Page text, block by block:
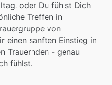
oder Du fühlst Dich
Treffen in
von
einen sanften Einstieg in
Trauernden - genau
fühlst.